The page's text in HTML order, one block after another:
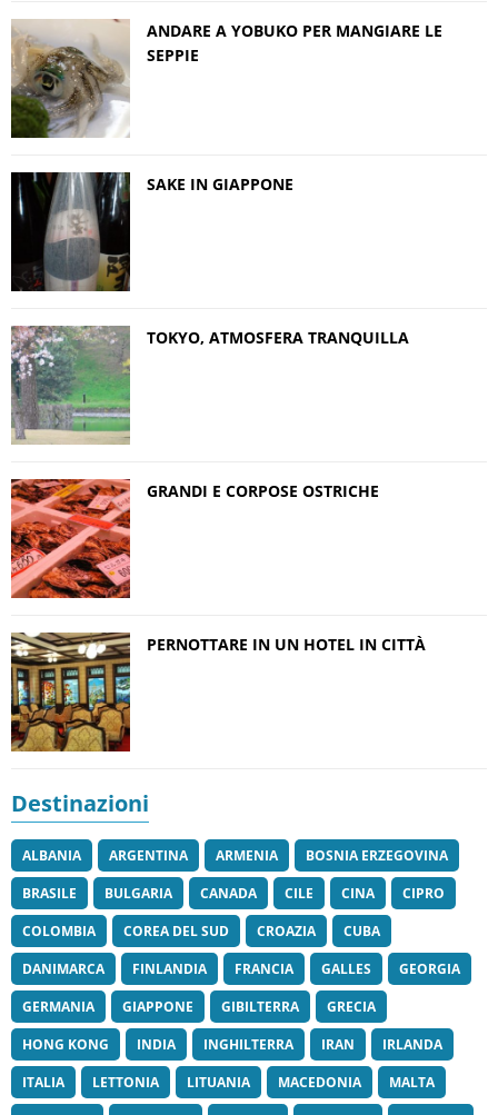
ANDARE A YOBUKO PER MANGIARE LE
SEPPIE
SAKE IN GIAPPONE
TOKYO, ATMOSFERA TRANQUILLA
GRANDI E CORPOSE OSTRICHE
PERNOTTARE IN UN HOTEL IN CITTÀ
Destinazioni
ALBANIA ARGENTINA ARMENIA
BOSNIA ERZEGOVINA
BRASILE
BULGARIA CANADA CILE CINA
CIPRO
COLOMBIA
COREA DEL SUD CROAZIA
CUBA
DANIMARCA
FINLANDIA FRANCIA GALLES
GEORGIA
GERMANIA
GIAPPONE GIBILTERRA
GRECIA
HONG KONG
INDIA INGHILTERRA IRAN
IRLANDA
ITALIA
LETTONIA LITUANIA MACEDONIA
MALTA